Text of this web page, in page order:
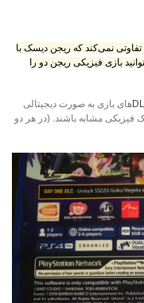
نمی‌کند که ریجن دیسک با
بازی فیزیکی ریجن دو را
های بازی به صورت دیجیتالی
فیزیکی مشابه باشند. (در هر دو